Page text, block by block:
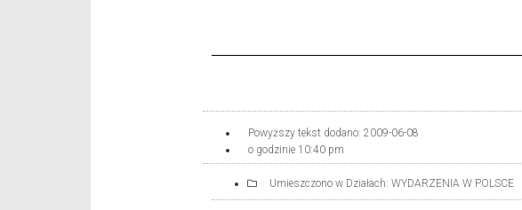
Powyższy tekst dodano: 2009-06-08
o godzinie 10:40 pm
Umieszczono w Działach: WYDARZENIA W POLSCE